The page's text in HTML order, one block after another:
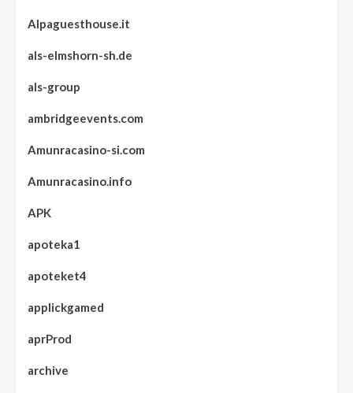
Alpaguesthouse.it
als-elmshorn-sh.de
als-group
ambridgeevents.com
Amunracasino-si.com
Amunracasino.info
APK
apoteka1
apoteket4
applickgamed
aprProd
archive